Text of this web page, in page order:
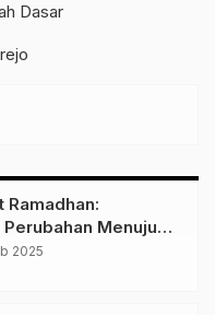
Dasar
Ramadhan:
Menuju
2025